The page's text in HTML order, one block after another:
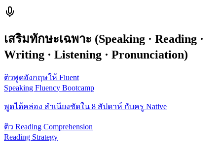
เสริมทักษะเฉพาะ (Speaking · Reading ·
Writing · Listening · Pronunciation)
ติวพูดอังกฤษให้ Fluent
Speaking Fluency Bootcamp
พูดได้คล่อง สำเนียงชัดใน 8 สัปดาห์ กับครู Native
ติว Reading Comprehension
Reading Strategy